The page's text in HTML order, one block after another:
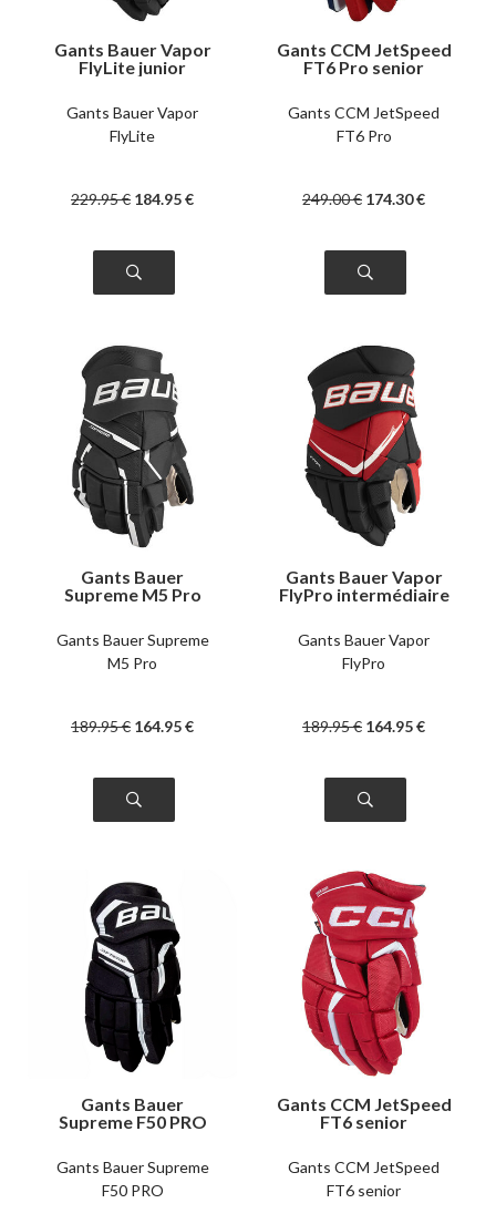
Gants Bauer Vapor
FlyLite junior
Gants Bauer Vapor
FlyLite
229.95€ 184.95€
Gants CCM JetSpeed
FT6 Pro senior
Gants CCM JetSpeed
FT6 Pro
249.00€ 174.30€
Gants Bauer
Supreme M5 Pro
Gants Bauer Supreme
M5 Pro
189.95€ 164.95€
Gants Bauer Vapor
FlyPro intermédiaire
Gants Bauer Vapor
FlyPro
189.95€ 164.95€
Gants Bauer
Supreme F50 PRO
Gants Bauer Supreme
F50 PRO
Gants CCM JetSpeed
FT6 senior
Gants CCM JetSpeed
FT6 senior